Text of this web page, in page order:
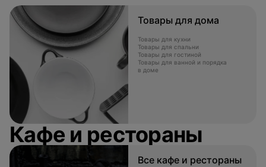
Товары для дома
Товары для кухни
Товары для спальни
Товары для гостиной
Товары для ванной и порядка
в доме
Кафе и рестораны
Все кафе и рестораны